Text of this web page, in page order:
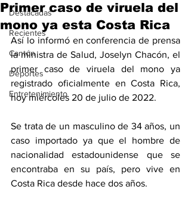
Destacadas
Recientes
Cantón
Deportes
Entretenimiento
Primer caso de viruela del
mono ya esta Costa Rica
Así lo informó en conferencia de prensa
la ministra de Salud, Joselyn Chacón, el
primer caso de viruela del mono ya
registrado oficialmente en Costa Rica,
hoy miércoles 20 de julio de 2022.
Se trata de un masculino de 34 años, un
caso importado ya que el hombre de
nacionalidad estadounidense que se
encontraba en su país, pero vive en
Costa Rica desde hace dos años.